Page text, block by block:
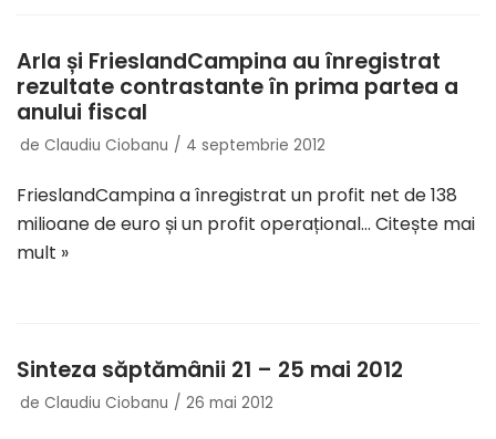
Arla și FrieslandCampina au înregistrat
rezultate contrastante în prima partea a
anului fiscal
de Claudiu Ciobanu 4 septembrie 2012
FrieslandCampina a înregistrat un profit net de 138
milioane de euro și un profit operațional… Citește mai
mult »
Sinteza săptămânii 21 – 25 mai 2012
de Claudiu Ciobanu 26 mai 2012